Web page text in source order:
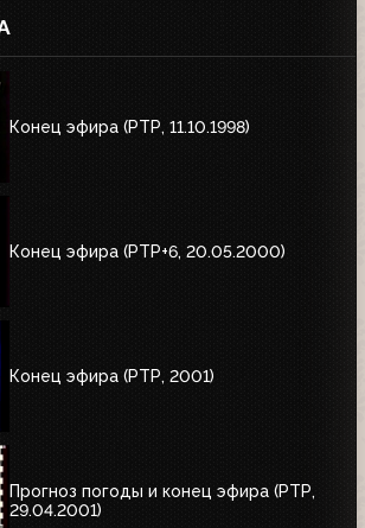
Конец эфира (РТР, 11.10.1998)
Конец эфира (РТР+6, 20.05.2000)
Конец эфира (РТР, 2001)
Прогноз погоды и конец эфира (РТР,
29.04.2001)